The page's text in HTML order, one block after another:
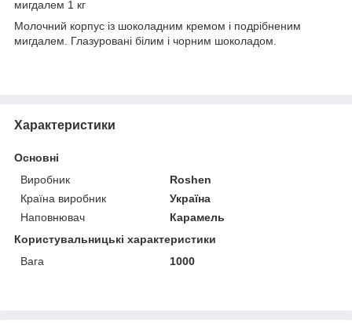
мигдалем 1 кг
Молочний корпус із шоколадним кремом і подрібненим
мигдалем. Глазуровані білим і чорним шоколадом.
Характеристики
Основні
Виробник
Roshen
Країна виробник
Україна
Наповнювач
Карамель
Користувальницькі характеристики
Вага
1000